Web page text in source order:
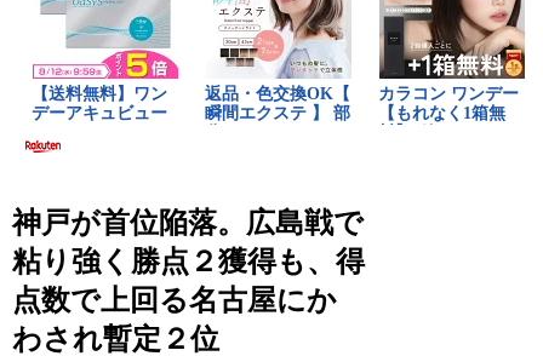
神戸が首位陥落。広島戦で
粘り強く勝点２獲得も、得
点数で上回る名古屋にか
わされ暫定２位